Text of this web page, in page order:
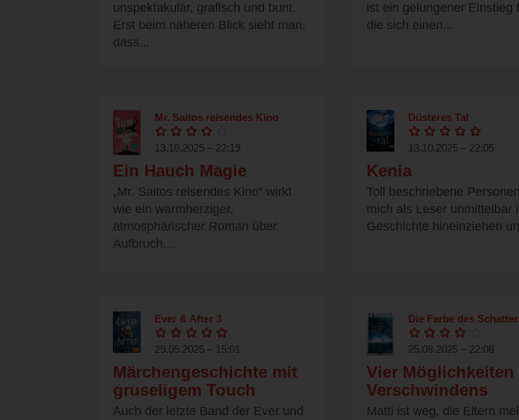
unspektakulär, grafisch und bunt.
Erst beim näheren Blick sieht man,
dass...
ist ein gelungener Einstieg
die sich einen...
Mr. Saitos reisendes Kino
13.10.2025 – 22:19
Ein Hauch Magie
„Mr. Saitos reisendes Kino“ wirkt
wie ein warmherziger,
atmosphärischer Roman über
Aufbruch,...
Düsteres Tal
13.10.2025 – 22:05
Kenia
Toll beschriebene
mich als Leser unmittelbar
Geschichte hineinziehen
Ever & After 3
29.09.2025 – 15:01
Märchengeschichte mit
gruseligem Touch
Auch der letzte Band der Ever und
Die Farbe des
25.08.2025 – 22:08
Vier Möglichkeiten
Verschwindens
Matti ist weg, die Eltern